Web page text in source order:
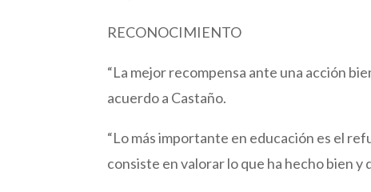
RECONOCIMIENTO
“La mejor recompensa ante una acción
acuerdo a Castaño.
“Lo más importante en educación es el
consiste en valorar lo que ha hecho bien y